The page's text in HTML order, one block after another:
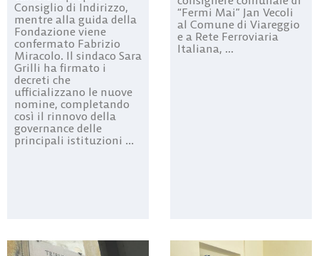
Consiglio di Indirizzo,
mentre alla guida della
Fondazione viene
confermato Fabrizio
Miracolo. Il sindaco Sara
Grilli ha firmato i
decreti che
ufficializzano le nuove
nomine, completando
così il rinnovo della
governance delle
principali istituzioni ...
“Fermi Mai” Jan Vecoli
al Comune di Viareggio
e a Rete Ferroviaria
Italiana, ...